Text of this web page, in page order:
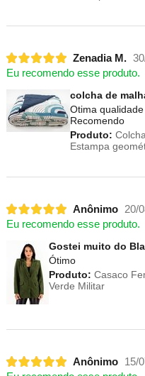
Zenadia M.
Eu recomendo esse produto.
colcha de
Otima
Recomendo
Produto:
Estampa
Anônimo
20/
Eu recomendo esse produto.
Gostei muito do
Ótimo
Produto: Casaco
Verde Militar
Anônimo
15/